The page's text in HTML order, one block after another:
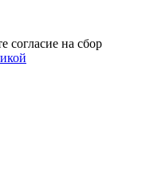
cогласие на сбор